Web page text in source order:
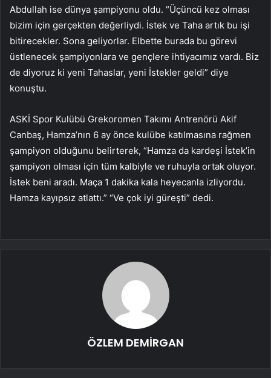
Abdullah ise dünya şampiyonu oldu. “Üçüncü kez olması
bizim için gerçekten değerliydi. İstek ve Taha artık bu işi
bitirecekler. Sona geliyorlar. Elbette burada bu görevi
üstlenecek şampiyonlara ve gençlere ihtiyacımız vardı. Biz
de diyoruz ki yeni Tahaslar, yeni İstekler geldi” diye
konuştu.
ASKİ Spor Kulübü Grekoromen Takımı Antrenörü Akif
Canbaş, Hamza’nın 6 ay önce kulübe katılmasına rağmen
şampiyon olduğunu belirterek, “Hamza da kardeşi İstek’in
şampiyon olması için tüm kalbiyle ve ruhuyla ortak oluyor.
İstek beni aradı. Maça 1 dakika kala heyecanla izliyordu.
Hamza kayıpsız atlattı.” “Ve çok iyi güreşti” dedi.
ÖZLEM DEMİRGAN